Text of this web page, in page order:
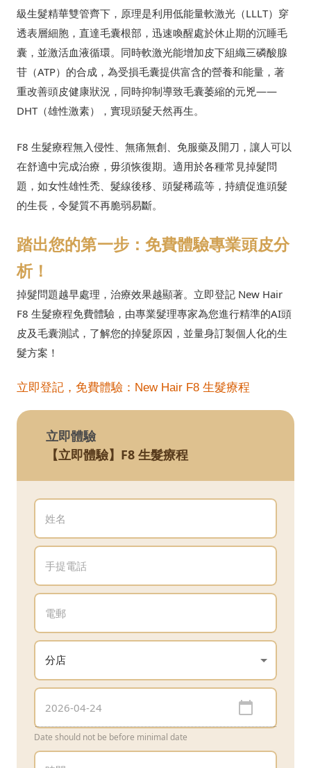
級生髮精華雙管齊下，原理是利用低能量軟激光（LLLT）穿
透表層細胞，直達毛囊根部，迅速喚醒處於休止期的沉睡毛
囊，並激活血液循環。同時軟激光能增加皮下組織三磷酸腺
苷（ATP）的合成，為受損毛囊提供富含的營養和能量，著
重改善頭皮健康狀況，同時抑制導致毛囊萎縮的元兇——
DHT（雄性激素），實現頭髮天然再生。
F8 生髮療程無入侵性、無痛無創、免服藥及開刀，讓人可以
在舒適中完成治療，毋須恢復期。適用於各種常見掉髮問
題，如女性雄性禿、髮線後移、頭髮稀疏等，持續促進頭髮
的生長，令髮質不再脆弱易斷。
踏出您的第一步：免費體驗專業頭皮分
析！
掉髮問題越早處理，治療效果越顯著。立即登記 New Hair
F8 生髮療程免費體驗，由專業髮理專家為您進行精準的AI頭
皮及毛囊測試，了解您的掉髮原因，並量身訂製個人化的生
髮方案！
立即登記，免費體驗：New Hair F8 生髮療程
立即體驗
【立即體驗】F8 生髮療程
Date should not be before minimal date